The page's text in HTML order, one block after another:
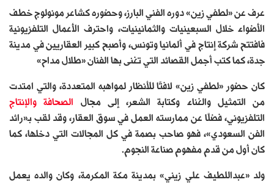
عرف عن «لطفي زين» دوره الفني البارز، وحضوره كشاعر مونولوج خطف
الأضواء خلال السبعينيات والثمانينيات، واحترف الأعمال التلفزيونية
فافتتح شركة إنتاج في ألمانيا وتونس، وأصبح كبير العقاريين في مدينة
جدة، كما كتب أجمل القصائد التي تغنى بها الفنان «طلال مداح»
كان حضور «لطفي زين» لافتًا للأنظار لمواهبه المتعددة، والتي امتدت
من التمثيل والغناء وكتابة الشعر، إلى مجال الصحافة والإنتاج
التلفزيوني، فضلًا عن ممارسته العمل في سوق العقار، وقد لقب بـ«رائد
الفن السعودي»، فهو صاحب بصمة في كل المجالات التي دخلها، كما
كان أول من قدم مفهوم صناعة النجوم.
ولد «عبداللطيف علي زيني» بمدينة مكة المكرمة، وكان والده يعمل